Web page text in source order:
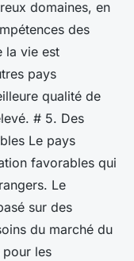
domaines, en
des
la vie est
pays
qualité de
# 5. Des
Le pays
favorables qui
Le
sur des
du marché du
les